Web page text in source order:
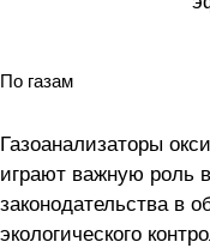
По газам
Газоанализаторы
играют важную роль
законодательства в
экологического